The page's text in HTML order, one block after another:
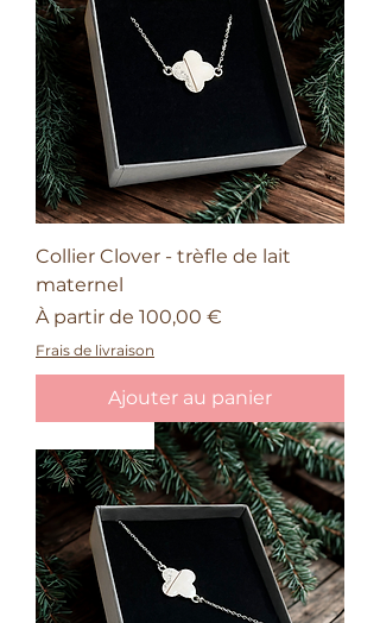
Collier Clover - trèfle de lait
maternel
À partir de 100,00 €
Prix promotionnel
Frais de livraison
Ajouter au panier